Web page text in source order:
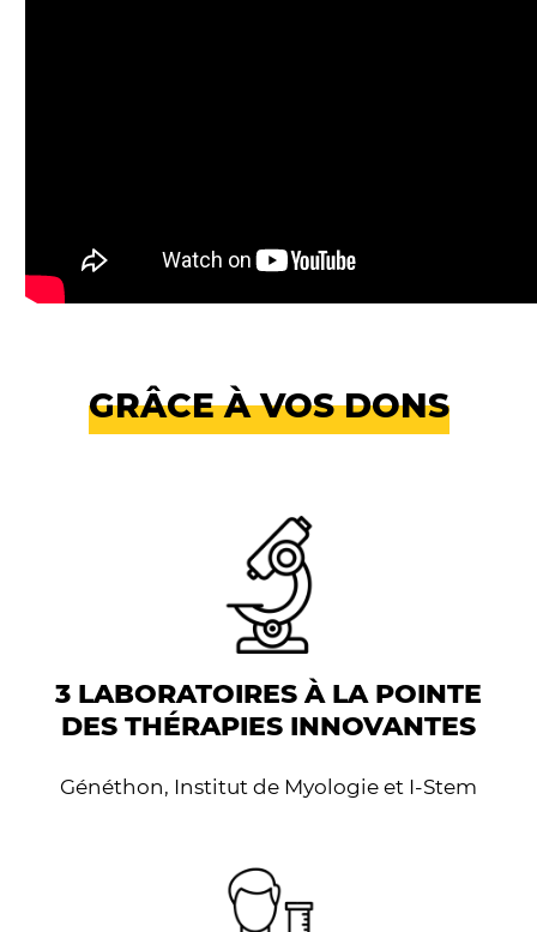
GRÂCE À VOS DONS
3 LABORATOIRES À LA POINTE
DES THÉRAPIES INNOVANTES
Généthon, Institut de Myologie et I-Stem